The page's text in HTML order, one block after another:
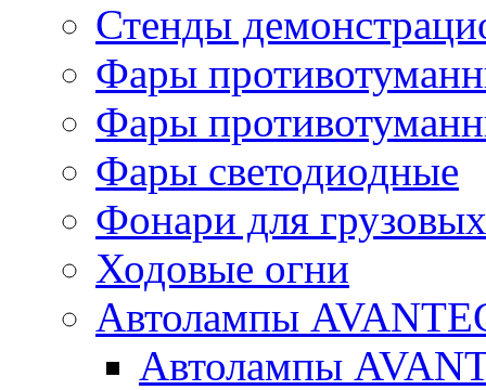
Стенды
Фары
Фары
Фары светодиодные
Фонари для
Ходовые огни
Автолампы
Автолампы